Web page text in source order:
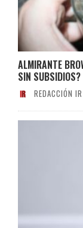
ALMIRANTE
SIN SUBSIDIOS?
REDACCIÓN IR